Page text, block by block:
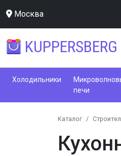
Москва
KUPPERSBERG
Холодильники
печи
Каталог